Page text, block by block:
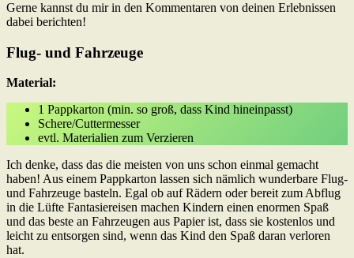
Gerne kannst du mir in den Kommentaren von deinen Erlebnissen
dabei berichten!
Flug- und Fahrzeuge
Material:
1 Pappkarton (min. so groß, dass Kind hineinpasst)
Schere/Cuttermesser
evtl. Materialien zum Verzieren
Ich denke, dass das die meisten von uns schon einmal gemacht
haben! Aus einem Pappkarton lassen sich nämlich wunderbare Flug-
und Fahrzeuge basteln. Egal ob auf Rädern oder bereit zum Abflug
in die Lüfte Fantasiereisen machen Kindern einen enormen Spaß
und das beste an Fahrzeugen aus Papier ist, dass sie kostenlos und
leicht zu entsorgen sind, wenn das Kind den Spaß daran verloren
hat.